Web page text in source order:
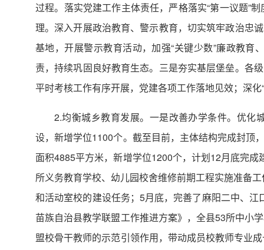
过程。落实党建工作主体责任，严格落实“第一议题”
理。深入开展政治教育、警示教育，切实筑牢政治忠
基地，开展警示教育活动，加强“关键少数”廉政教
责，持续巩固良好教育生态。三是夯实基层堡垒。各
平时考核工作有序开展，党建各项工作落地见效；深
2.均衡城乡教育发展。一是改善办学条件。优化
设，新增学位1100个。截至目前，主体结构完成封顶
面积4885平方米，新增学位1200个，计划12月底完
所义务教育学校、幼儿园校舍维修前期工程实施准备
和活动室校的建设任务；5月底，完善了麻阳二中、
苗族自治县教学联盟工作推进方案》，全县53所中小
盟校骨干教师的示范引领作用，带动成员校教师专业